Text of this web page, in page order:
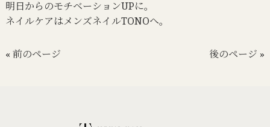
明日からのモチベーションUPに。
ネイルケアはメンズネイルTONOへ。
« 前のページ 後のページ »